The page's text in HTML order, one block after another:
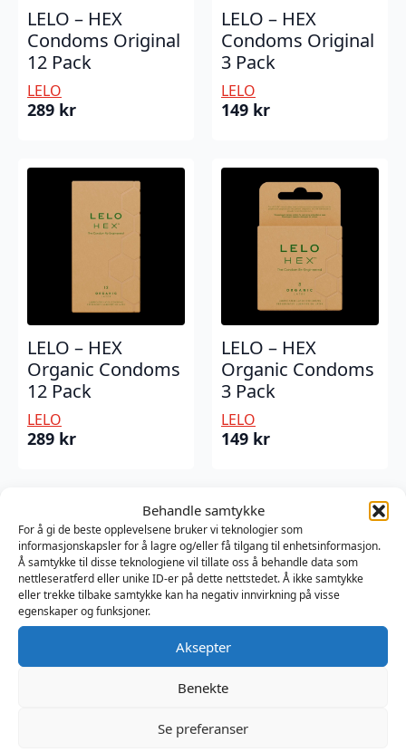
Behandle samtykke
For å gi de beste opplevelsene bruker vi teknologier som
informasjonskapsler for å lagre og/eller få tilgang til enhetsinformasjon.
Å samtykke til disse teknologiene vil tillate oss å behandle data som
nettleseratferd eller unike ID-er på dette nettstedet. Å ikke samtykke
eller trekke tilbake samtykke kan ha negativ innvirkning på visse
egenskaper og funksjoner.
Aksepter
Benekte
Se preferanser
LELO – HEX
Condoms Original
12 Pack
LELO
289 kr
LELO – HEX
Condoms Original
3 Pack
LELO
149 kr
LELO – HEX
Organic Condoms
12 Pack
LELO
289 kr
LELO – HEX
Organic Condoms
3 Pack
LELO
149 kr
Respect XL